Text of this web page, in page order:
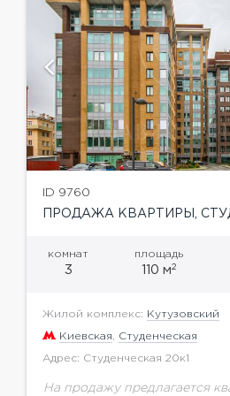
ID 9760
ПРОДАЖА КВАРТИРЫ,
комнат
3
площадь
110 м2
Жилой комплекс: Кутузовский
Киевская Студенческая
Адрес: Студенческая 20к1
На продажу предлагается